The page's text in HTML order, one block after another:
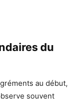
du
au début,
souvent